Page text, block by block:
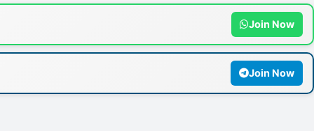
Join Now
Join Now